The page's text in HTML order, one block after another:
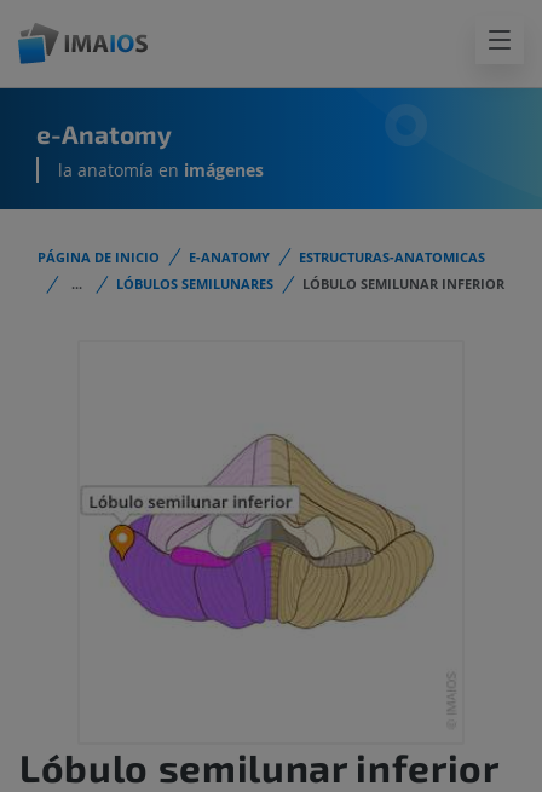
e-Anatomy
la anatomía en imágenes
PÁGINA DE INICIO E-ANATOMY
ESTRUCTURAS-ANATOMICAS
...
LÓBULOS SEMILUNARES LÓBULO SEMILUNAR INFERIOR
Lóbulo semilunar inferior